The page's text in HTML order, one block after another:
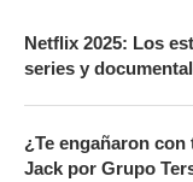
Netflix 2025: Los
series y
¿Te engañaron
Jack por Grupo